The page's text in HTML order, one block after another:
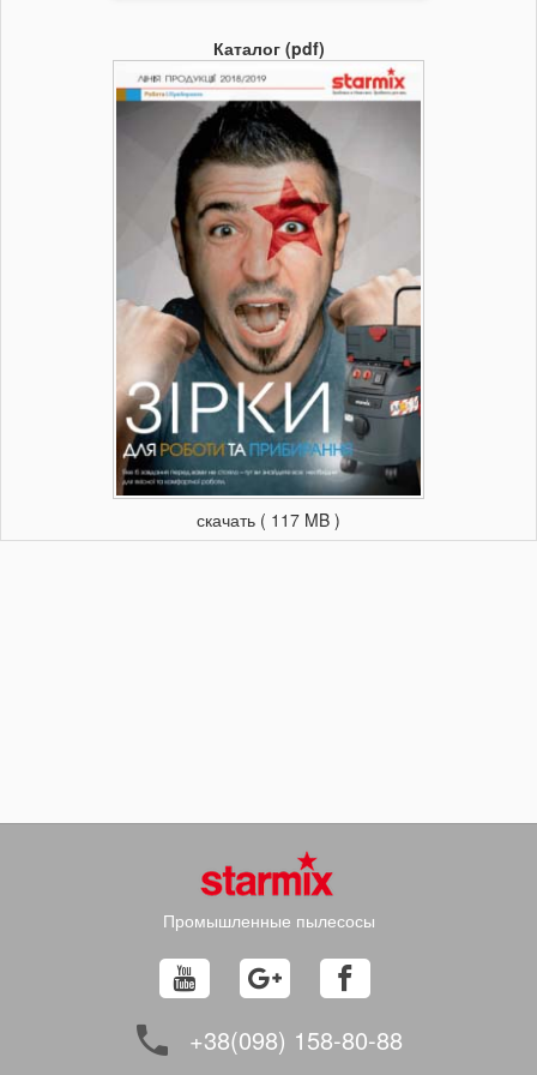
Каталог (pdf)
скачать ( 117 MB )
Промышленные пылесосы
+38(098) 158-80-88